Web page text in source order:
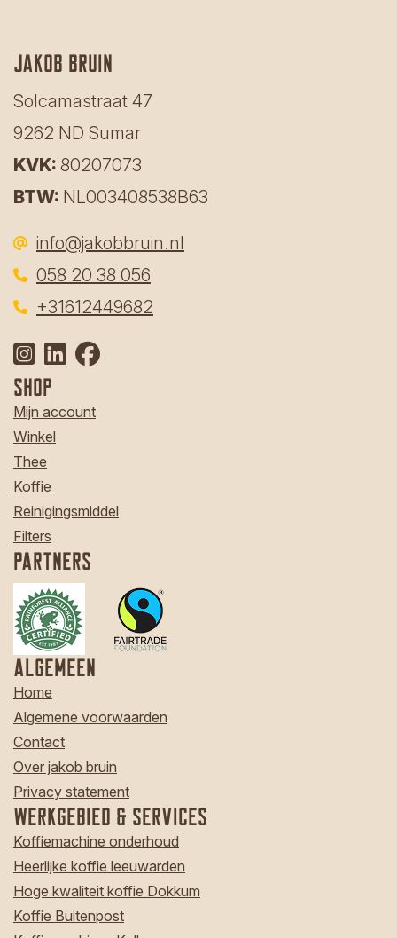
Jakob bruin
Solcamastraat 47
9262 ND Sumar
KVK: 80207073
BTW: NL003408538B63
info@jakobbruin.nl
058 20 38 056
+31612449682
Shop
Mijn account
Winkel
Thee
Koffie
Reinigingsmiddel
Filters
Partners
Algemeen
Home
Algemene voorwaarden
Contact
Over jakob bruin
Privacy statement
Werkgebied & Services
Koffiemachine onderhoud
Heerlijke koffie leeuwarden
Hoge kwaliteit koffie Dokkum
Koffie Buitenpost